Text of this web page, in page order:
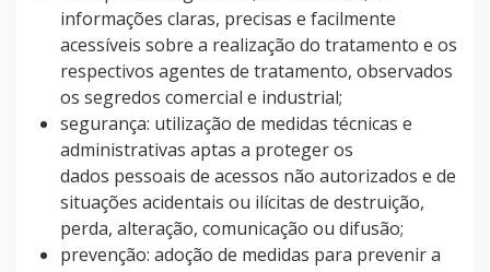
informações claras, precisas e facilmente
acessíveis sobre a realização do tratamento e os
respectivos agentes de tratamento, observados
os segredos comercial e industrial;
segurança: utilização de medidas técnicas e
administrativas aptas a proteger os
dados pessoais de acessos não autorizados e de
situações acidentais ou ilícitas de destruição,
perda, alteração, comunicação ou difusão;
prevenção: adoção de medidas para prevenir a